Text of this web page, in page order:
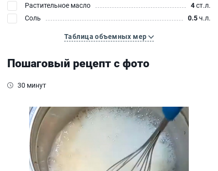
Растительное масло
4ст.л.
Соль
0.5ч.л.
Таблица объемных мер
Пошаговый рецепт с фото
30 минут